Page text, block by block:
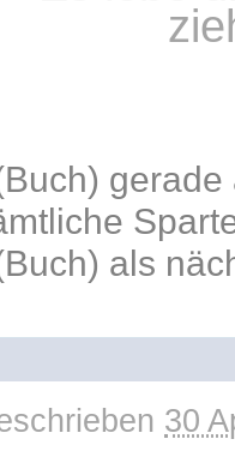
gerade
als
30